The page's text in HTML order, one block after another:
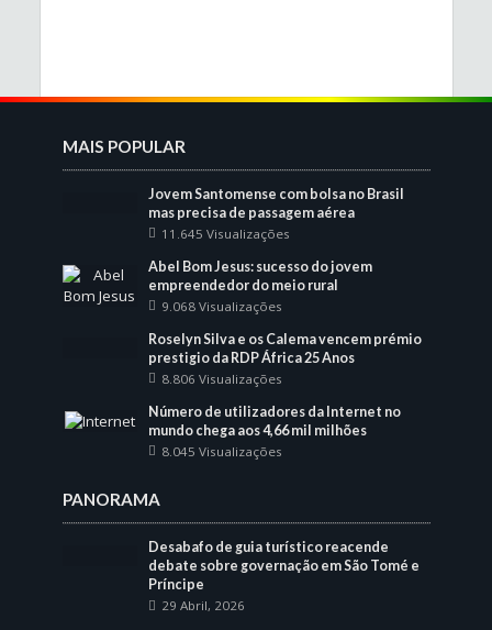
MAIS POPULAR
Jovem Santomense com bolsa no Brasil
mas precisa de passagem aérea
11.645 Visualizações
Abel Bom Jesus: sucesso do jovem
empreendedor do meio rural
9.068 Visualizações
Roselyn Silva e os Calema vencem prémio
prestigio da RDP África 25 Anos
8.806 Visualizações
Número de utilizadores da Internet no
mundo chega aos 4,66 mil milhões
8.045 Visualizações
PANORAMA
Desabafo de guia turístico reacende
debate sobre governação em São Tomé e
Príncipe
29 Abril, 2026